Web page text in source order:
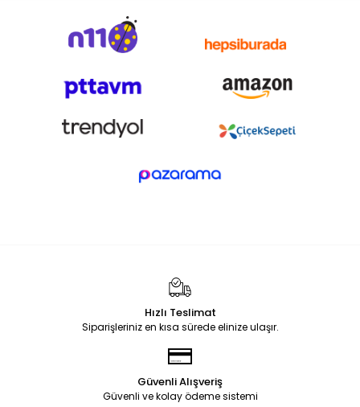
Hızlı Teslimat
Siparişleriniz en kısa sürede elinize ulaşır.
Güvenli Alışveriş
Güvenli ve kolay ödeme sistemi